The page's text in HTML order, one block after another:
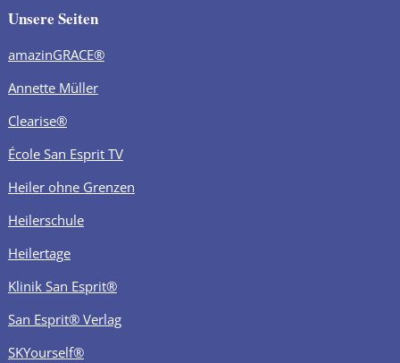
Unsere Seiten
amazinGRACE®
Annette Müller
Clearise®
École San Esprit TV
Heiler ohne Grenzen
Heilerschule
Heilertage
Klinik San Esprit®
San Esprit® Verlag
SKYourself®